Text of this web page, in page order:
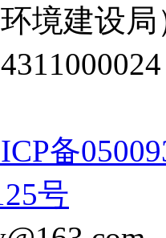
境建设局
备
号